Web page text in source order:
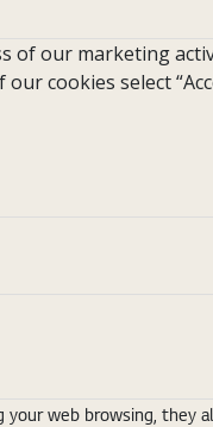
our marketing
cookies select
web browsing, they